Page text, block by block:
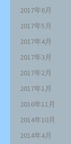
2017年6月
2017年5月
2017年4月
2017年3月
2017年2月
2017年1月
2016年11月
2014年10月
2014年4月